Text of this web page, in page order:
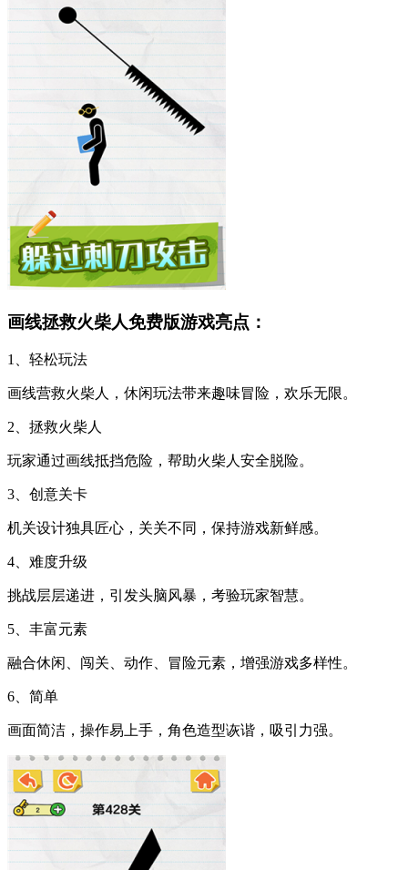
画线拯救火柴人免费版游戏亮点：
1、轻松玩法
画线营救火柴人，休闲玩法带来趣味冒险，欢乐无限。
2、拯救火柴人
玩家通过画线抵挡危险，帮助火柴人安全脱险。
3、创意关卡
机关设计独具匠心，关关不同，保持游戏新鲜感。
4、难度升级
挑战层层递进，引发头脑风暴，考验玩家智慧。
5、丰富元素
融合休闲、闯关、动作、冒险元素，增强游戏多样性。
6、简单
画面简洁，操作易上手，角色造型诙谐，吸引力强。